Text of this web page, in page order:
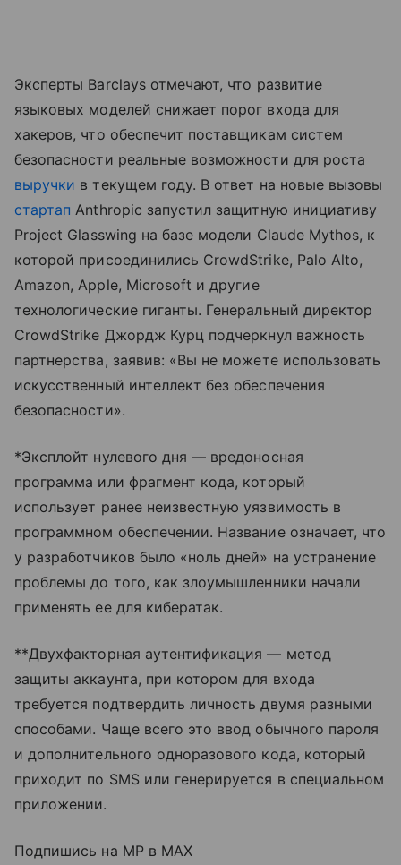
Эксперты Barclays отмечают, что развитие
языковых моделей снижает порог входа для
хакеров, что обеспечит поставщикам систем
безопасности реальные возможности для роста
выручки в текущем году. В ответ на новые вызовы
стартап Anthropic запустил защитную инициативу
Project Glasswing на базе модели Claude Mythos, к
которой присоединились CrowdStrike, Palo Alto,
Amazon, Apple, Microsoft и другие
технологические гиганты. Генеральный директор
CrowdStrike Джордж Курц подчеркнул важность
партнерства, заявив: «Вы не можете использовать
искусственный интеллект без обеспечения
безопасности».
*Эксплойт нулевого дня — вредоносная
программа или фрагмент кода, который
использует ранее неизвестную уязвимость в
программном обеспечении. Название означает, что
у разработчиков было «ноль дней» на устранение
проблемы до того, как злоумышленники начали
применять ее для кибератак.
**Двухфакторная аутентификация — метод
защиты аккаунта, при котором для входа
требуется подтвердить личность двумя разными
способами. Чаще всего это ввод обычного пароля
и дополнительного одноразового кода, который
приходит по SMS или генерируется в специальном
приложении.
Подпишись на MP в MAX